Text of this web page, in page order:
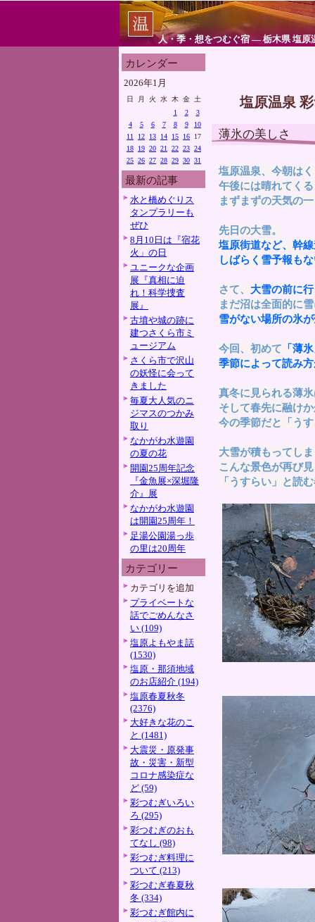
人・季・想をつむぐ宿 ― 栃木県 塩原
カレンダー
2026年1月
日 月 火 水 木 金
土
1
2
3
4
5 6 7 8 9
10
11
12 13 14 15 16
17
18
19 20 21 22 23 24
25 26 27 28 29 30 31
最新の記事
水と橋めぐりス
タンプラリーも
ぜひ
8月10日は『宿花
火」の日
ユニークな企画
展『真相に迫
れ！科学捜査
展』
古墳や城の跡に
建つさくら市ミ
ュージアム
さくら市で沢山
の妖怪に会って
きました
毎夏大人気のニ
ジマスのつかみ
取り
なかがわ水遊園
の夏の花
開園25周年記念
『金魚展×深堀隆
介』展
なかがわ水遊園
は開園25周年！
足湯公園湯っ歩
の里は20周年
カテゴリー
カテゴリを追加
プライベートな
話でごめんなさ
い (109)
塩原よもやま話
(1530)
塩原・那須地域
のお店紹介 (194)
塩原春夏秋冬
(2376)
大好きな花のこ
と (1481)
大震災・原発事
故・災害・新型
コロナ感染症な
ど (59)
彩つむぎいろい
ろ (295)
彩つむぎのおも
てなし (98)
彩つむぎ料理に
ついて (213)
彩つむぎ春夏秋
冬 (334)
彩つむぎ館内に
塩原温泉
薄氷の美しさ
塩原温泉、今朝は
午後には晴れてく
まずまずの天気の
先日の大雪。
塩原街道など、幹
しばらく雪予報も
さて、 大雪の前に
まだ沼は全面的に
雪がない場所の氷
今回、初めて 「薄
季節によって読み
真冬に見られる薄
そして春先に融け
今の季節だと「う
大雪が積もってし
こんな景色が再び
「うすらい」と読